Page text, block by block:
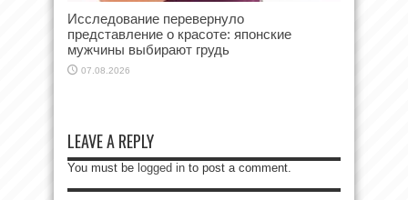
Исследование перевернуло
представление о красоте: японские
мужчины выбирают грудь
07.08.2026
LEAVE A REPLY
You must be logged in to post a comment.